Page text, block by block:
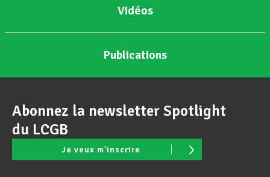
Vidéos
Publications
Abonnez la newsletter Spotlight
du LCGB
Je veux m'inscrire